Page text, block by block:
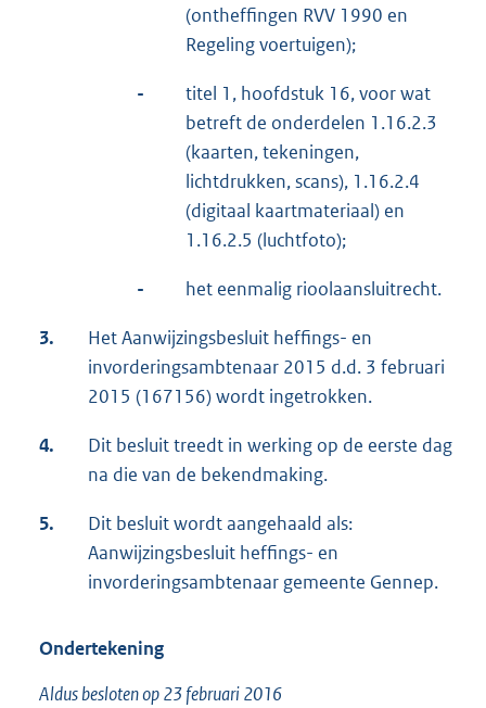
(ontheffingen RVV 1990 en
Regeling voertuigen);
-
titel 1, hoofdstuk 16, voor wat
betreft de onderdelen 1.16.2.3
(kaarten, tekeningen,
lichtdrukken, scans), 1.16.2.4
(digitaal kaartmateriaal) en
1.16.2.5 (luchtfoto);
- het eenmalig rioolaansluitrecht.
3.
Het Aanwijzingsbesluit heffings- en
invorderingsambtenaar 2015 d.d. 3 februari
2015 (167156) wordt ingetrokken.
4.
Dit besluit treedt in werking op de eerste dag
na die van de bekendmaking.
5.
Dit besluit wordt aangehaald als:
Aanwijzingsbesluit heffings- en
invorderingsambtenaar gemeente Gennep.
Ondertekening
Aldus besloten op 23 februari 2016